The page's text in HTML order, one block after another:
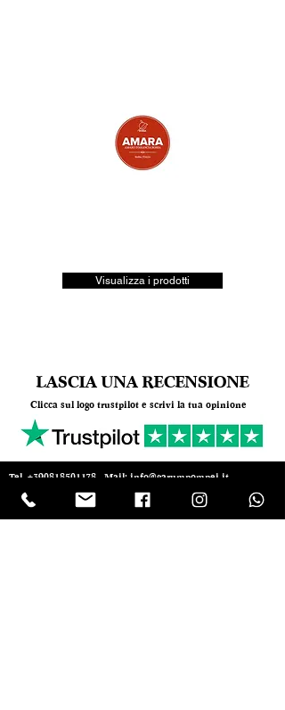
Visualizza i prodotti
LASCIA UNA RECENSIONE
Clicca sul logo trustpilot e scrivi la tua opinione
Tel. +390818501178 - Mail: info@garumpompei.it
RESTA SEMPRE AGGIORNATO!